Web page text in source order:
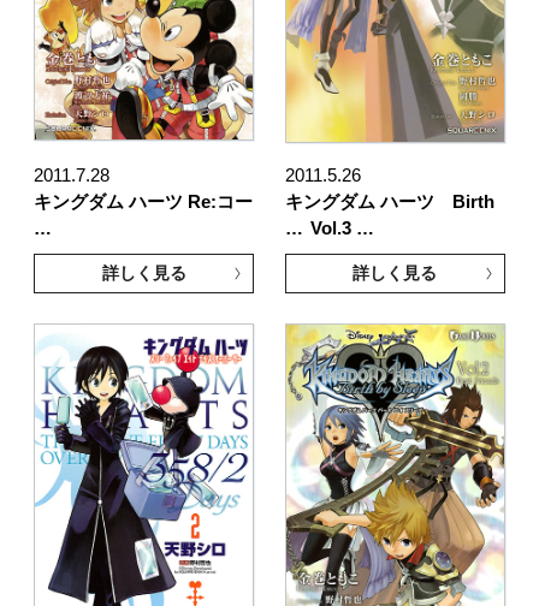
2011.7.28
キングダム ハーツ Re:コー
…
詳しく見る
2011.5.26
キングダム ハーツ Birth
… Vol.3 …
詳しく見る